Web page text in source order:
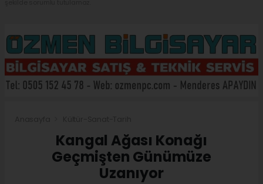
Kangal Ağası Konağı
Geçmişten Günümüze
Uzanıyor